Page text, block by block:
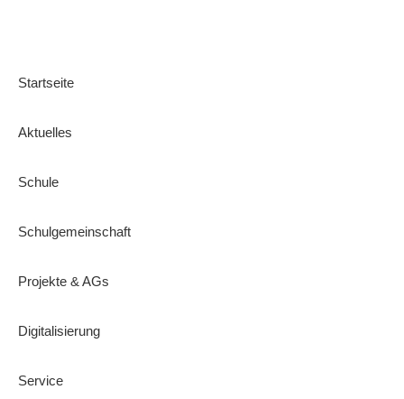
Startseite
Aktuelles
Schule
Schulgemeinschaft
Projekte & AGs
Digitalisierung
Service